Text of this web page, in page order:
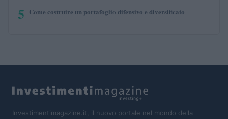
5 Come costruire un portafoglio difensivo e diversificato
Investimentimagazine.it, il nuovo portale nel mondo della